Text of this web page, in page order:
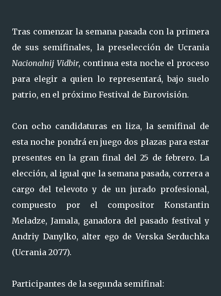
Tras comenzar la semana pasada con la primera
de sus semifinales, la preselección de Ucrania
Nacionalnij Vidbir, continua esta noche el proceso
para elegir a quien lo representará, bajo suelo
patrio, en el próximo Festival de Eurovisión.
Con ocho candidaturas en liza, la semifinal de
esta noche pondrá en juego dos plazas para estar
presentes en la gran final del 25 de febrero. La
elección, al igual que la semana pasada, correra a
cargo del televoto y de un jurado profesional,
compuesto por el compositor Konstantin
Meladze, Jamala, ganadora del pasado festival y
Andriy Danylko, alter ego de Verska Serduchka
(Ucrania 2077).
Participantes de la segunda semifinal: